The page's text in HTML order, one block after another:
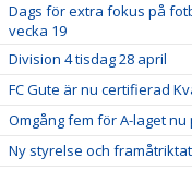
Dags för extra fokus på
vecka 19
Division 4 tisdag 28 april
FC Gute är nu certifierad
Omgång fem för A-laget
Ny styrelse och